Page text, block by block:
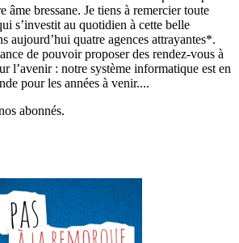
âme bressane. Je tiens à remercier toute
s’investit au quotidien à cette belle
aujourd’hui quatre agences attrayantes*.
de pouvoir proposer des rendez-vous à
l’avenir : notre système informatique est en
pour les années à venir....
abonnés.